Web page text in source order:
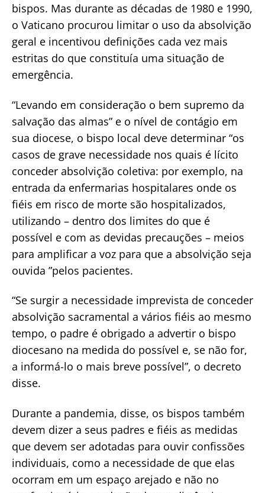
bispos. Mas durante as décadas de 1980 e 1990,
o Vaticano procurou limitar o uso da absolvição
geral e incentivou definições cada vez mais
estritas do que constituía uma situação de
emergência.
“Levando em consideração o bem supremo da
salvação das almas” e o nível de contágio em
sua diocese, o bispo local deve determinar “os
casos de grave necessidade nos quais é lícito
conceder absolvição coletiva: por exemplo, na
entrada da enfermarias hospitalares onde os
fiéis em risco de morte são hospitalizados,
utilizando – dentro dos limites do que é
possível e com as devidas precauções – meios
para amplificar a voz para que a absolvição seja
ouvida ”pelos pacientes.
“Se surgir a necessidade imprevista de conceder
absolvição sacramental a vários fiéis ao mesmo
tempo, o padre é obrigado a advertir o bispo
diocesano na medida do possível e, se não for,
a informá-lo o mais breve possível”, o decreto
disse.
Durante a pandemia, disse, os bispos também
devem dizer a seus padres e fiéis as medidas
que devem ser adotadas para ouvir confissões
individuais, como a necessidade de que elas
ocorram em um espaço arejado e não no